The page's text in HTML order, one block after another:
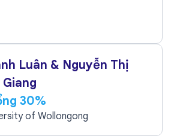
Luân & Nguyễn Thị
30%
of Wollongong